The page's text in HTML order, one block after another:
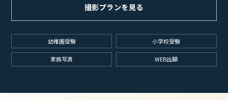
撮影プランを見る
幼稚園受験 小学校受験
家族写真 WEB出願